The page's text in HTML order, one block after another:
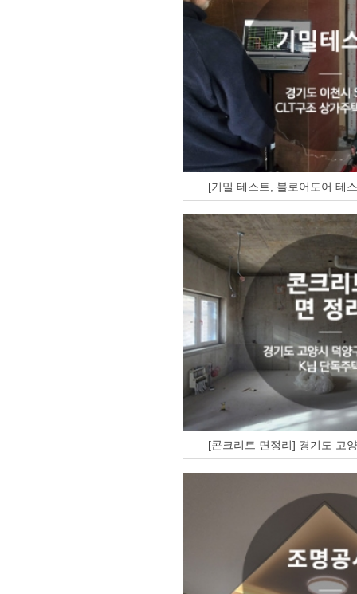
[기밀 테스트, 블로어도어 테
[콘크리트 면정리] 경기도 고